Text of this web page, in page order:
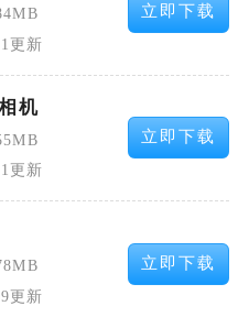
更新
立即下载
机
更新
立即下载
更新
立即下载